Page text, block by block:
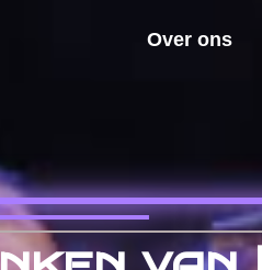
Over ons